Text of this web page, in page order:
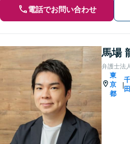
電話でお問い合わせ
馬場
弁護士法
東
京
都
|